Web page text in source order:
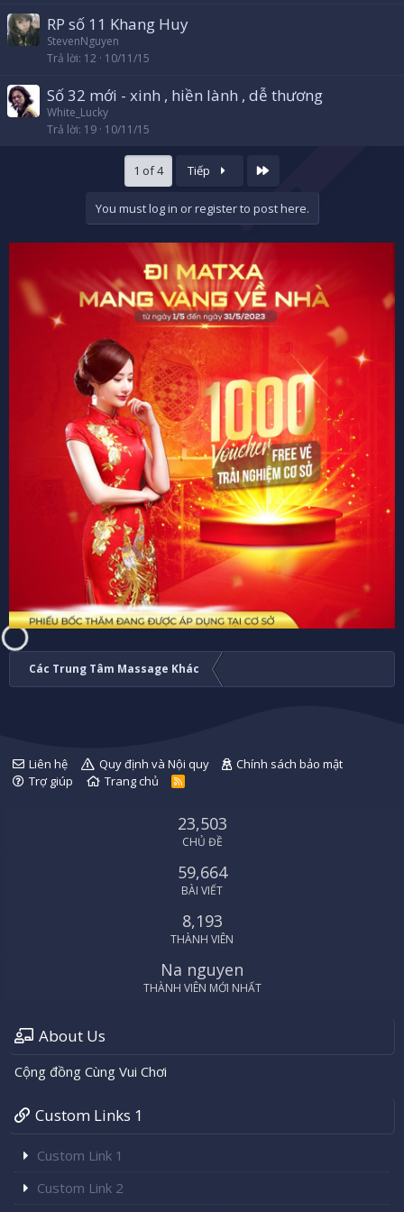
RP số 11 Khang Huy
StevenNguyen
Trả lời 12 10/11/15
Số 32 mới - xinh , hiền lành , dễ thương
White_Lucky
Trả lời 19 10/11/15
1 of 4 Tiếp
You must log in or register to post here.
Các Trung Tâm Massage Khác
Liên hệ Quy định và Nội quy
Chính sách bảo mật
Trợ giúp
Trang chủ
R
23,503
CHỦ ĐỀ
59,664
BÀI VIẾT
8,193
THÀNH VIÊN
Na nguyen
THÀNH VIÊN MỚI NHẤT
About Us
Cộng đồng Cùng Vui Chơi
Custom Links 1
Custom Link 1
Custom Link 2